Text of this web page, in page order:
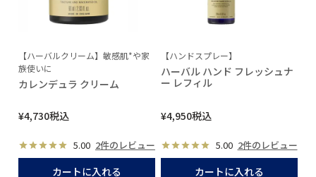
【ハーバルクリーム】敏感肌*や家
族使いに
カレンデュラ クリーム
¥4,730税込
5.00 2件のレビュー
カートに入れる
【ハンドスプレー】
ハーバル ハンド フレッシュナ
ー レフィル
¥4,950税込
5.00 2件のレビュー
カートに入れる